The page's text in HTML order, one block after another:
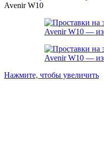
Avenir W10
Нажмите, чтобы увеличить